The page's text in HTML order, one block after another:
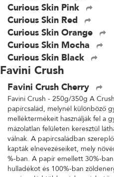
Curious Skin Pink
Curious Skin Red
Curious Skin Orange
Curious Skin Mocha
Curious Skin Black
Favini Crush
Favini Crush Cherry
Favini Crush - 250g/350g A
papírcsalád, melynél különböző
melléktermékeit használják fel a
mázolatlan felületen keresztül
válnak. A papírcsaládban
kapták elnevezéseiket, mely
%-ban. A papír emellett 30%-
hulladékot és 100%-ban